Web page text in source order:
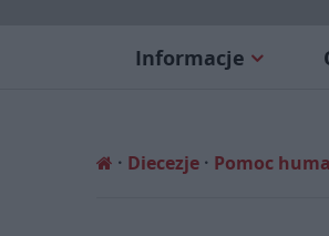
Informacje
Diecezje Pomoc